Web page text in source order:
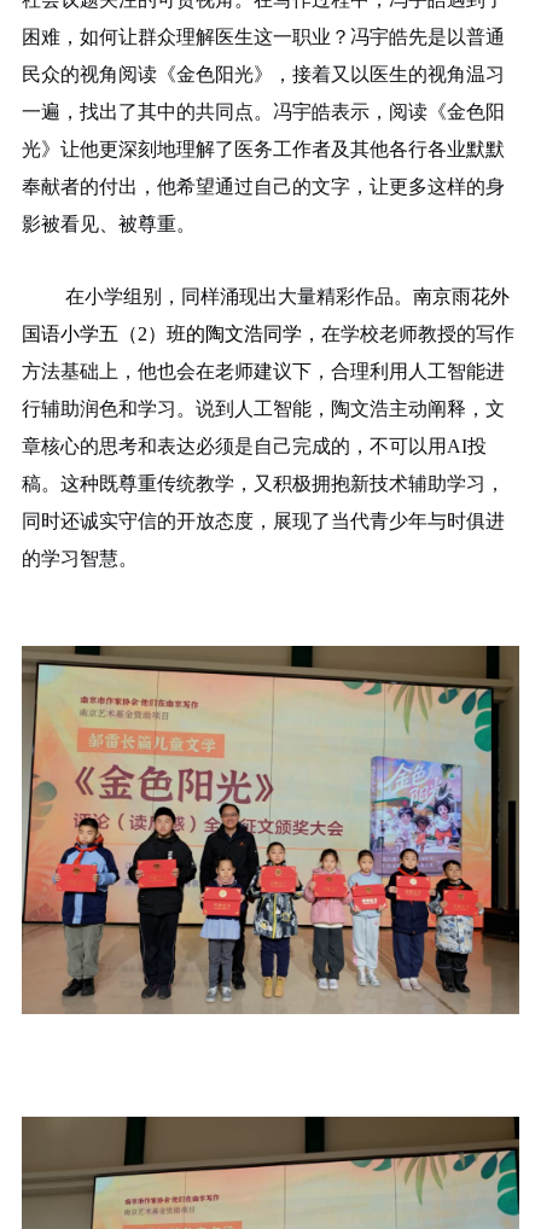
困难，如何让群众理解医生这一职业？冯宇皓先是以普通
民众的视角阅读《金色阳光》，接着又以医生的视角温习
一遍，找出了其中的共同点。冯宇皓表示，阅读《金色阳
光》让他更深刻地理解了医务工作者及其他各行各业默默
奉献者的付出，他希望通过自己的文字，让更多这样的身
影被看见、被尊重。
在小学组别，同样涌现出大量精彩作品。 南京雨花外
国语小学五（2）班的陶文浩同学， 在学校老师教授的写作
方法基础上，他也会在老师建议下，合理利用人工智能进
行辅助润色和学习。说到人工智能，陶文浩主动阐释，文
章核心的思考和表达必须是自己完成的，不可以用 AI投
稿。这种既尊重传统教学，又积极拥抱新技术辅助学习，
同时还诚实守信的开放态度，展现了当代青少年与时俱进
的学习智慧。